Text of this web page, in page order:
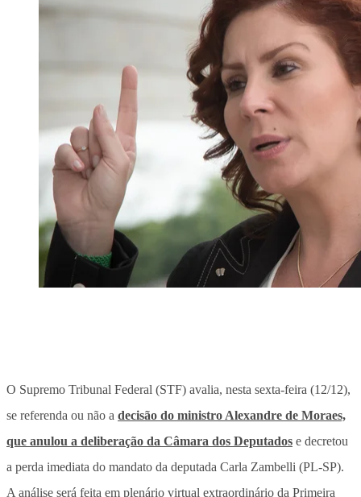
O Supremo Tribunal Federal (STF) avalia, nesta sexta-feira (12/12),
se referenda ou não a decisão do ministro Alexandre de Moraes,
que anulou a deliberação da Câmara dos Deputados e decretou
a perda imediata do mandato da deputada Carla Zambelli (PL-SP).
A análise será feita em plenário virtual extraordinário da Primeira